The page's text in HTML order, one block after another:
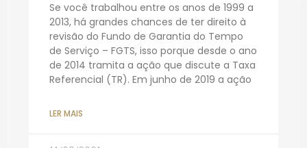
Se você trabalhou entre os anos de 1999 a
2013, há grandes chances de ter direito à
revisão do Fundo de Garantia do Tempo
de Serviço – FGTS, isso porque desde o ano
de 2014 tramita a ação que discute a Taxa
Referencial (TR). Em junho de 2019 a ação
LER MAIS